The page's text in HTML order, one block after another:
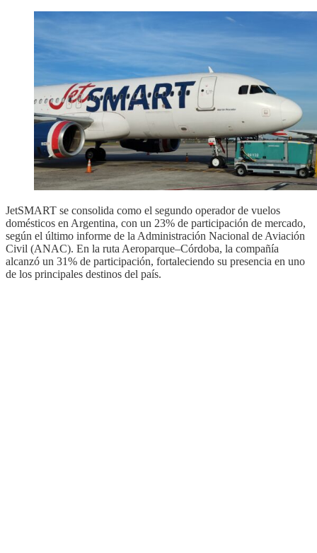
JetSMART se consolida como el segundo operador de vuelos
domésticos en Argentina, con un 23% de participación de mercado,
según el último informe de la Administración Nacional de Aviación
Civil (ANAC). En la ruta Aeroparque–Córdoba, la compañía
alcanzó un 31% de participación, fortaleciendo su presencia en uno
de los principales destinos del país.